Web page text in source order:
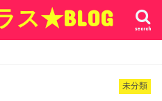
ス★BLOG search
未分類